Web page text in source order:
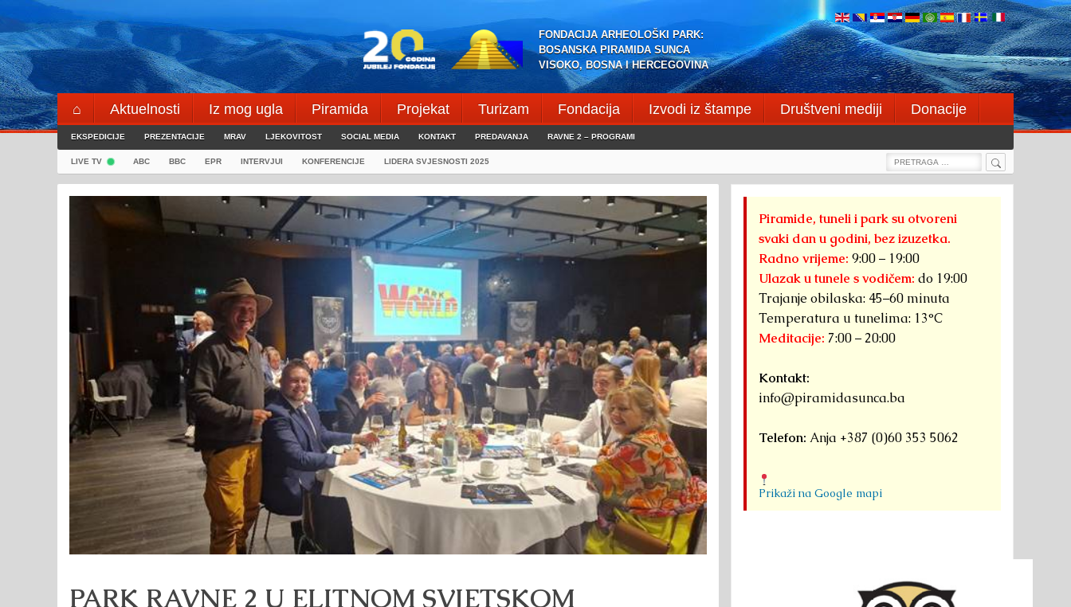
Skip
to
content
FONDACIJA ARHEOLOŠKI PARK:
BOSANSKA PIRAMIDA SUNCA
VISOKO, BOSNA I HERCEGOVINA
⌂ Aktuelnosti Iz mog ugla Piramida Projekat Turizam Fondacija Izvodi iz štampe Društveni mediji
Donacije
Blogeri
⌖
EKSPEDICIJE PREZENTACIJE MRAV LJEKOVITOST SOCIAL MEDIA KONTAKT PREDAVANJA RAVNE 2 – PROGRAMI
LIVE TV ABC BBC EPR INTERVJUI KONFERENCIJE LIDERA SVJESNOSTI 2025
Search
Search
PARK RAVNE 2 U ELITNOM SVJETSKOM
Piramide, tuneli i park su otvoreni
svaki dan u godini, bez izuzetka.
Radno vrijeme: 9:00 – 19:00
Ulazak u tunele s vodičem: do 19:00
Trajanje obilaska: 45–60 minuta
Temperatura u tunelima: 13°C
Meditacije: 7:00 – 20:00
Kontakt:
info@piramidasunca.ba
Telefon: Anja +387 (0)60 353 5062
Prikaži na Google mapi